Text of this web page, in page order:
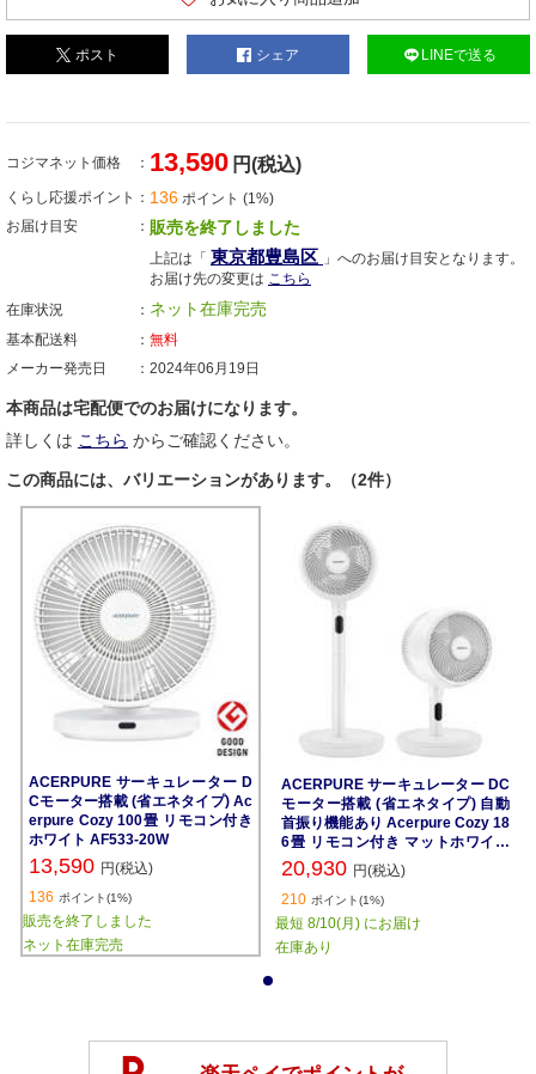
ポスト シェア LINEで送る
コジマネット価格 13,590 円(税込)
くらし応援ポイント 136 ポイント (1%)
お届け目安
販売を終了しました
上記は「 東京都豊島区 」へのお届け目安となります。
お届け先の変更は こちら
在庫状況
ネット在庫完売
基本配送料
無料
メーカー発売日
2024年06月19日
本商品は宅配便でのお届けになります。
詳しくは こちら からご確認ください。
この商品には、バリエーションがあります。（2件）
ACERPURE サーキュレーター D
Cモーター搭載 (省エネタイプ) Ac
erpure Cozy 100畳 リモコン付き
ホワイト AF533-20W
13,590 円(税込)
136 ポイント(1%)
販売を終了しました
ネット在庫完売
ACERPURE サーキュレーター DC
モーター搭載 (省エネタイプ) 自動
首振り機能あり Acerpure Cozy 18
6畳 リモコン付き マットホワイト
AF773-20W
20,930 円(税込)
210 ポイント(1%)
最短 8/10(月) にお届け
在庫あり